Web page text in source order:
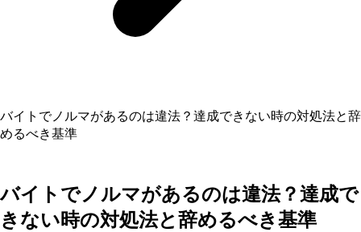
バイトでノルマがあるのは違法？達成できない時の対処法と辞
めるべき基準
バイトでノルマがあるのは違法？達成で
きない時の対処法と辞めるべき基準